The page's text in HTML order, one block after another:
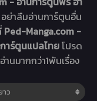
อย่าลืมอ่านการ์ตูนอื่น
Ped-Manga.com -
าร์ตูนแปลไทยโปรด
นมากกว่า1พันเรื่อง